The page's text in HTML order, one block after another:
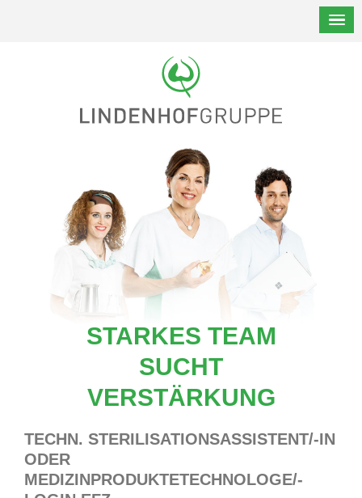
STARKES TEAM
SUCHT
VERSTÄRKUNG
TECHN. STERILISATIONSASSISTENT/-IN
ODER
MEDIZINPRODUKTETECHNOLOGE/-